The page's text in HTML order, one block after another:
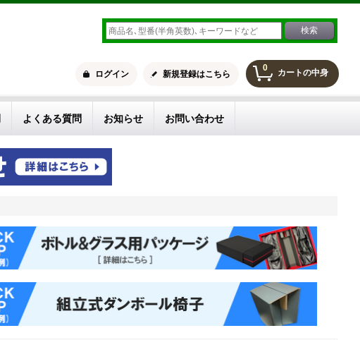
0 カートの中身
ログイン 新規登録はこちら
よくある質問 お知らせ お問い合わせ